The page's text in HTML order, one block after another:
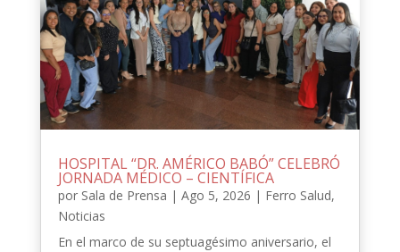
HOSPITAL “DR. AMÉRICO BABÓ” CELEBRÓ
JORNADA MÉDICO – CIENTÍFICA
por Sala de Prensa | Ago 5, 2026 | Ferro Salud,
Noticias
En el marco de su septuagésimo aniversario, el